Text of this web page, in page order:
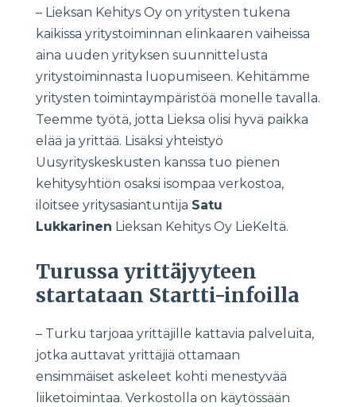
– Lieksan Kehitys Oy on yritysten tukena
kaikissa yritystoiminnan elinkaaren vaiheissa
aina uuden yrityksen suunnittelusta
yritystoiminnasta luopumiseen. Kehitämme
yritysten toimintaympäristöä monelle tavalla.
Teemme työtä, jotta Lieksa olisi hyvä paikka
elää ja yrittää. Lisäksi yhteistyö
Uusyrityskeskusten kanssa tuo pienen
kehitysyhtiön osaksi isompaa verkostoa,
iloitsee yritysasiantuntija Satu
Lukkarinen Lieksan Kehitys Oy LieKeltä.
Turussa yrittäjyyteen
startataan Startti-infoilla
– Turku tarjoaa yrittäjille kattavia palveluita,
jotka auttavat yrittäjiä ottamaan
ensimmäiset askeleet kohti menestyvää
liiketoimintaa. Verkostolla on käytössään